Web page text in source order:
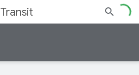
Transit